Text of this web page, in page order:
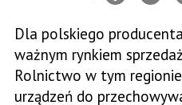
Dla polskiego
ważnym rynkiem
Rolnictwo w tym
urządzeń do